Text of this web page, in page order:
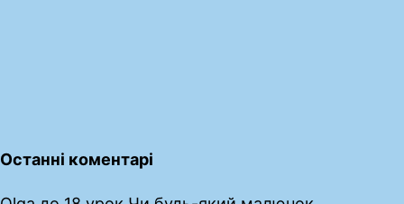
Останні коментарі